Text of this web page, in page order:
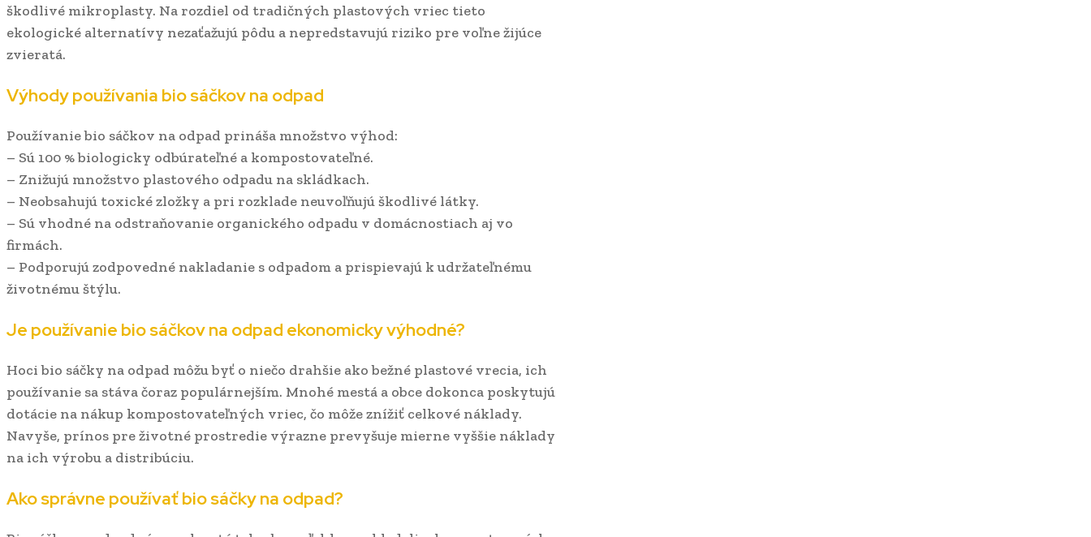
škodlivé mikroplasty. Na rozdiel od tradičných plastových vriec tieto
ekologické alternatívy nezaťažujú pôdu a nepredstavujú riziko pre voľne žijúce
zvieratá.
Výhody používania bio sáčkov na odpad
Používanie bio sáčkov na odpad prináša množstvo výhod:
– Sú 100 % biologicky odbúrateľné a kompostovateľné.
– Znižujú množstvo plastového odpadu na skládkach.
– Neobsahujú toxické zložky a pri rozklade neuvoľňujú škodlivé látky.
– Sú vhodné na odstraňovanie organického odpadu v domácnostiach aj vo
firmách.
– Podporujú zodpovedné nakladanie s odpadom a prispievajú k udržateľnému
životnému štýlu.
Je používanie bio sáčkov na odpad ekonomicky výhodné?
Hoci bio sáčky na odpad môžu byť o niečo drahšie ako bežné plastové vrecia, ich
používanie sa stáva čoraz populárnejším. Mnohé mestá a obce dokonca poskytujú
dotácie na nákup kompostovateľných vriec, čo môže znížiť celkové náklady.
Navyše, prínos pre životné prostredie výrazne prevyšuje mierne vyššie náklady
na ich výrobu a distribúciu.
Ako správne používať bio sáčky na odpad?